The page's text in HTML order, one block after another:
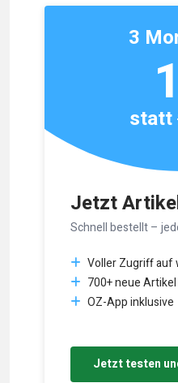
Jetzt
Schnell bestellt –
Voller Zugriff auf
700+ neue
OZ-App inklusive
Jetzt testen
3
statt